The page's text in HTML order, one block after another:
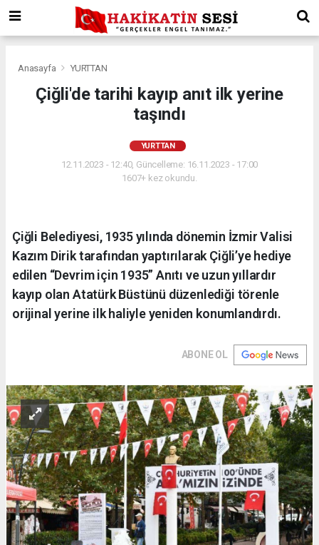
Anasayfa YURTTAN
Çiğli'de tarihi kayıp anıt ilk yerine
taşındı
YURTTAN
12.11.2023 - 12:40, Güncelleme: 16.11.2023 - 17:00
1607+ kez okundu.
Çiğli Belediyesi, 1935 yılında dönemin İzmir Valisi
Kazım Dirik tarafından yaptırılarak Çiğli’ye hediye
edilen “Devrim için 1935” Anıtı ve uzun yıllardır
kayıp olan Atatürk Büstünü düzenlediği törenle
orijinal yerine ilk haliyle yeniden konumlandırdı.
ABONE OL